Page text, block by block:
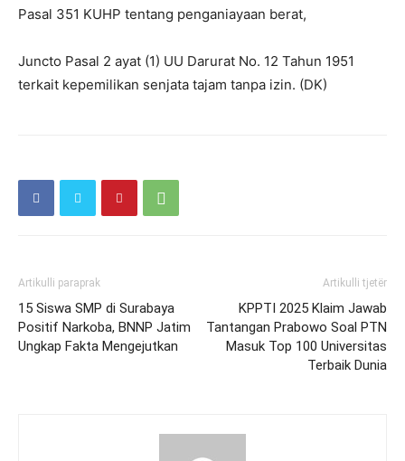
Pasal 351 KUHP tentang penganiayaan berat,
Juncto Pasal 2 ayat (1) UU Darurat No. 12 Tahun 1951
terkait kepemilikan senjata tajam tanpa izin. (DK)
Artikulli paraprak
15 Siswa SMP di Surabaya
Positif Narkoba, BNNP Jatim
Ungkap Fakta Mengejutkan
Artikulli tjetër
KPPTI 2025 Klaim Jawab
Tantangan Prabowo Soal PTN
Masuk Top 100 Universitas
Terbaik Dunia